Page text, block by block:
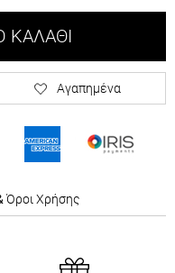
Αγαπημένα
Όροι Χρήσης